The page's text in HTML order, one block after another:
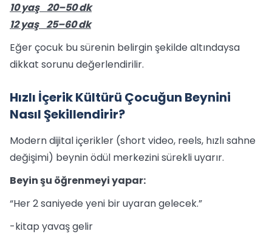
10 yaş 20–50 dk
12 yaş 25–60 dk
Eğer çocuk bu sürenin belirgin şekilde altındaysa
dikkat sorunu değerlendirilir.
Hızlı İçerik Kültürü Çocuğun Beynini
Nasıl Şekillendirir?
Modern dijital içerikler (short video, reels, hızlı sahne
değişimi) beynin ödül merkezini sürekli uyarır.
Beyin şu öğrenmeyi yapar:
“Her 2 saniyede yeni bir uyaran gelecek.”
-kitap yavaş gelir